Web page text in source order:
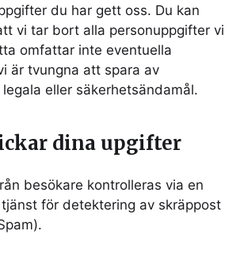
du har gett oss. Du kan
vi tar bort alla personuppgifter vi
omfattar inte eventuella
är tvungna att spara av
eller säkerhetsändamål.
dina upgifter
besökare kontrolleras via en
för detektering av skräppost